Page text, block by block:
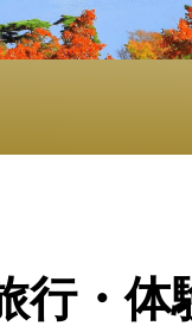
行・体